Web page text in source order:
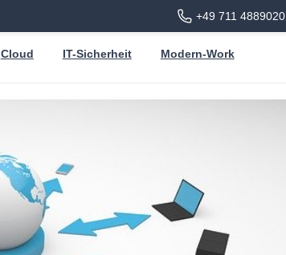
+49 711 4889020
Cloud IT-Sicherheit Modern-Work